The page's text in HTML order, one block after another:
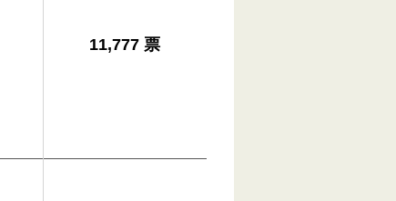
11,777 票